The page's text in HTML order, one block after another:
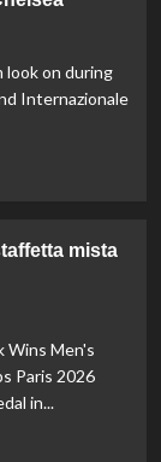
look on during
Internazionale
mista
Wins Men's
Paris 2026
in...